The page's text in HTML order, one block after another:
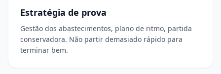
Estratégia de prova
Gestão dos abastecimentos, plano de ritmo, partida
conservadora. Não partir demasiado rápido para
terminar bem.